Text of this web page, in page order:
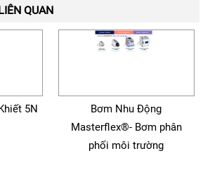
QUAN
5N
Bơm Nhu Động
Masterflex®- Bơm phân
phối môi trường